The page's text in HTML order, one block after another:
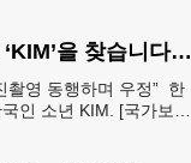
“아버지가 평생 그리워한 ‘KIM’을 찾습니다” 한국전 종군기자의 ‘마지막 소원’
촬영 동행하며 우정” 한
인 소년 KIM. [국가보훈